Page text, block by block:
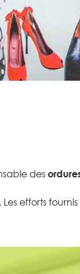
des
efforts